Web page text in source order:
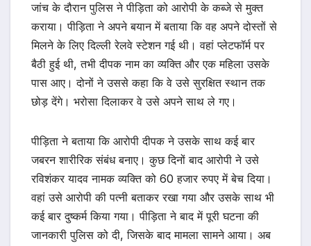
जांच के दौरान पुलिस ने पीड़िता को आरोपी के कब्जे से मुक्त
कराया। पीड़िता ने अपने बयान में बताया कि वह अपने दोस्तों से
मिलने के लिए दिल्ली रेलवे स्टेशन गई थी। वहां प्लेटफॉर्म पर
बैठी हुई थी, तभी दीपक नाम का व्यक्ति और एक महिला उसके
पास आए। दोनों ने उससे कहा कि वे उसे सुरक्षित स्थान तक
छोड़ देंगे। भरोसा दिलाकर वे उसे अपने साथ ले गए।
पीड़िता ने बताया कि आरोपी दीपक ने उसके साथ कई बार
जबरन शारीरिक संबंध बनाए। कुछ दिनों बाद आरोपी ने उसे
रविशंकर यादव नामक व्यक्ति को 60 हजार रुपए में बेच दिया।
वहां उसे आरोपी की पत्नी बताकर रखा गया और उसके साथ भी
कई बार दुष्कर्म किया गया। पीड़िता ने बाद में पूरी घटना की
जानकारी पुलिस को दी, जिसके बाद मामला सामने आया। अब